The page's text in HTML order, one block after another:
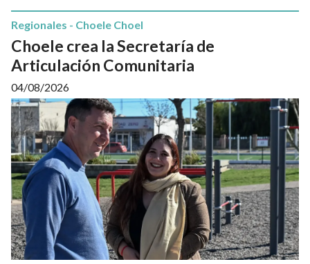
Choele crea la Secretaría de
Articulación Comunitaria
Regionales - Choele Choel
04/08/2026